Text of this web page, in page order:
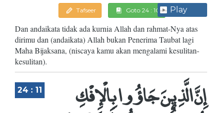
Tafseer Goto 24 : 10 Play
Dan andaikata tidak ada kurnia Allah dan rahmat-Nya atas
dirimu dan (andaikata) Allah bukan Penerima Taubat lagi
Maha Bijaksana, (niscaya kamu akan mengalami kesulitan-
kesulitan).
24 : 11 إِنَّ الَّذِينَ جَاؤُوا بِالْإِفْكِ